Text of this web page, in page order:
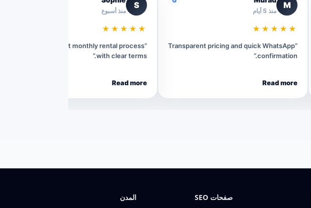
M
منذ 5 أيام
★★★★★
“Transparent pricing and quick WhatsApp
confirmation.”
Read more
S
منذ أسبوع
★★★★★
“Very convenient monthly rental process
with clear terms.”
Read more
صفحات SEO
المدن